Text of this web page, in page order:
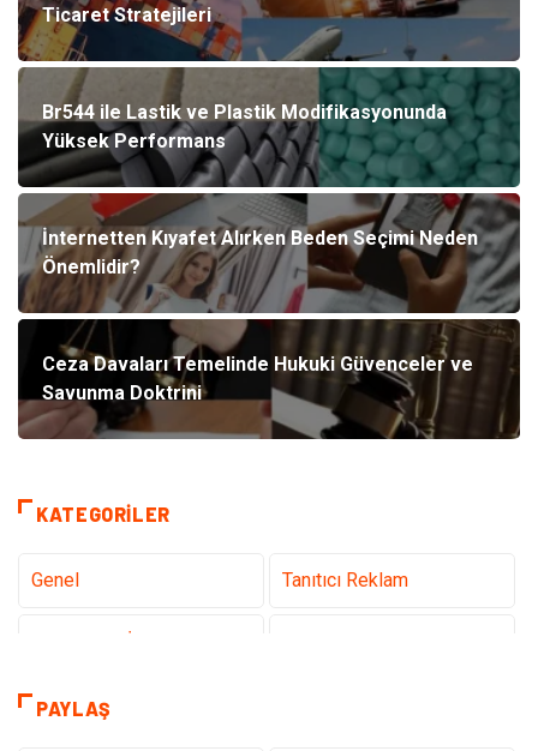
Ticaret Stratejileri
Br544 ile Lastik ve Plastik Modifikasyonunda
Yüksek Performans
İnternetten Kıyafet Alırken Beden Seçimi Neden
Önemlidir?
Ceza Davaları Temelinde Hukuki Güvenceler ve
Savunma Doktrini
KATEGORILER
Genel Tanıtıcı Reklam
Hizmet
PAYLAŞ